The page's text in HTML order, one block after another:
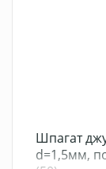
Шпагат
d=1,5мм,